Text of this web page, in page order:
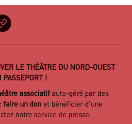
BilletReduc
LE THÉÂTRE DU NORD-OUEST
PASSEPORT !
associatif auto-géré par des
faire un don et bénéficier d’une
notre service de presse.